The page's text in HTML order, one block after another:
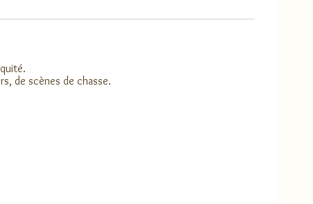
de scènes de chasse.